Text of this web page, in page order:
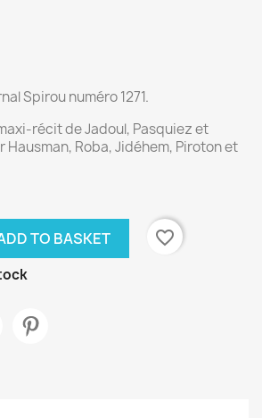
Spirou numéro 1271.
récit de Jadoul, Pasquiez et
Hausman, Roba, Jidéhem, Piroton et
TO BASKET
favorite_border